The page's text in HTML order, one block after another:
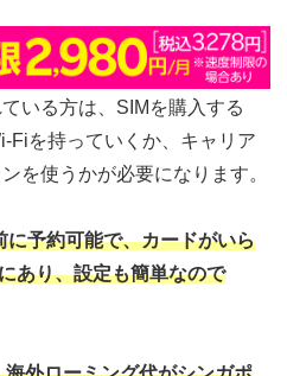
いる方は、SIMを購入する
Fiを持っていくか、キャリア
を使うかが必要になります。
予約可能で、カードがいら
あり、設定も簡単なので